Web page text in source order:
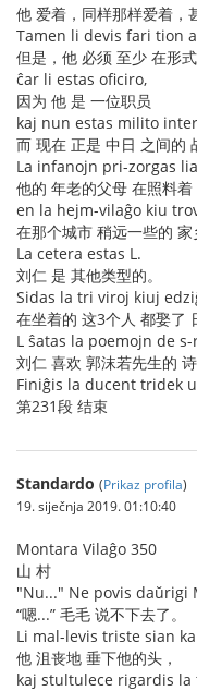
他 爱着，同样那样爱着，
Tamen li devis fari tion
但是，他 必须 至少 在形
ĉar li estas oficiro,
因为 他 是 一位职员
kaj nun estas milito
而 现在 正是 中日 之间的
La infanojn pri-zorgas
他的 年老的父母 在照料着
en la hejm-vilaĝo kiu
在那个城市 稍远一些的 家
La cetera estas L.
刘仁 是 其他类型的。
Sidas la tri viroj kiuj
在坐着的 这3个人 都娶了
L ŝatas la poemojn de s-
刘仁 喜欢 郭沫若先生的 诗
Finiĝis la ducent tridek
第231段 结束
Standardo (Prikaz profila)
19. siječnja 2019. 01:10:40
Montara Vilaĝo 350
山 村
"Nu..." Ne povis daŭrigi
“嗯...” 毛毛 说不下去了。
Li mal-levis triste sian
他 沮丧地 垂下他的头，
kaj stultulece rigardis la